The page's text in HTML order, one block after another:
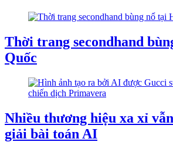
Thời trang secondhand
Quốc
Nhiều thương hiệu xa xỉ
giải bài toán AI